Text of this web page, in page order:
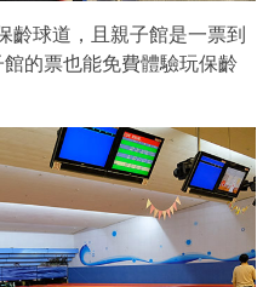
齡球道，且親子館是一票到
的票也能免費體驗玩保齡